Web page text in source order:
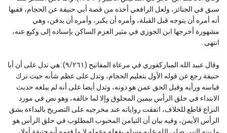
سبق في الجنائز، ولعل الرافعي أخذه من قصة أبي حنيفة عن الحجام، ففيها
أنه أمره أن يتوجه قبل القبلة، وأمره أن يكبر، وأمره أن يدفن، وهي
مشهورة أخرجها ابن الجوزي في مثير العزم الساكن بإسناده إلى وكيع عنه،
انتهى۔
وقال عبيد الله المباركفوري في مرعاة المفاتيح (٩/٢٦١): هي تدل على أن أبا
حنيفة رجع عن قوله الأول بتعليم الحجام، وتدل على عظم شأنه حيث ترك
قياسه ورأيه وقبل الحق عمن هو دونه، وتدل أيضا على أنه لم يبلغه حديث
الابتداء في حلق الرأس بيمين المحلوق وإلا لما خالفه، وهو نص في مورد
النزاع قاطع للخلاف، اتفقت رواياته عند مخرجيه على التصريح بالبداءة بشق
الرأس الأيمن، وفيه بيان أن التيامن المحبوب المطلوب في حلق الرأس هو
ما بينه النبي صلى الله عليه وسلم بفعله وعمله لا ما فهمه أبو حنيفة أولا،